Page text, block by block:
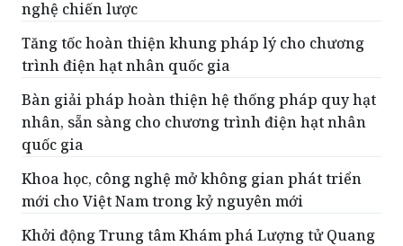
nghệ chiến lược
Tăng tốc hoàn thiện khung pháp lý cho chương
trình điện hạt nhân quốc gia
Bàn giải pháp hoàn thiện hệ thống pháp quy hạt
nhân, sẵn sàng cho chương trình điện hạt nhân
quốc gia
Khoa học, công nghệ mở không gian phát triển
mới cho Việt Nam trong kỷ nguyên mới
Khởi động Trung tâm Khám phá Lượng tử Quang